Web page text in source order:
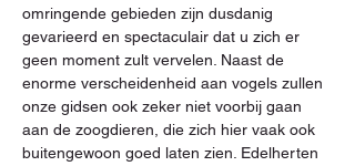
omringende gebieden zijn dusdanig
gevarieerd en spectaculair dat u zich er
geen moment zult vervelen. Naast de
enorme verscheidenheid aan vogels zullen
onze gidsen ook zeker niet voorbij gaan
aan de zoogdieren, die zich hier vaak ook
buitengewoon goed laten zien. Edelherten